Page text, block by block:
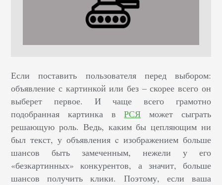
Если поставить пользователя перед выбором:
объявление с картинкой или без – скорее всего он
выберет первое. И чаще всего грамотно
подобранная картинка вРСЯ может сыграть
решающую роль. Ведь, каким бы цепляющим ни
был текст, у объявления c изображением больше
шансов быть замеченным, нежели у его
«безкартинных» конкурентов, а значит, больше
шансов получить клики. Поэтому, если ваша